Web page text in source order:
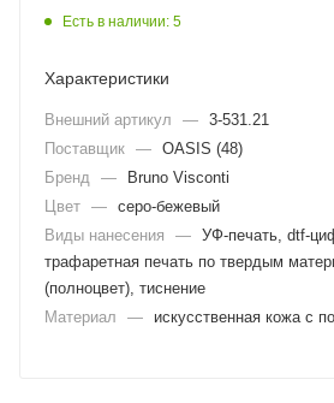
Есть в наличии: 5
Характеристики
Внешний артикул — 3-531.21
Поставщик — OASIS (48)
Бренд
—
Bruno Visconti
Цвет — серо-бежевый
Виды нанесения
— УФ-печать, dtf-
трафаретная печать по твердым
(полноцвет), тиснение
Материал
— искусственная кожа с